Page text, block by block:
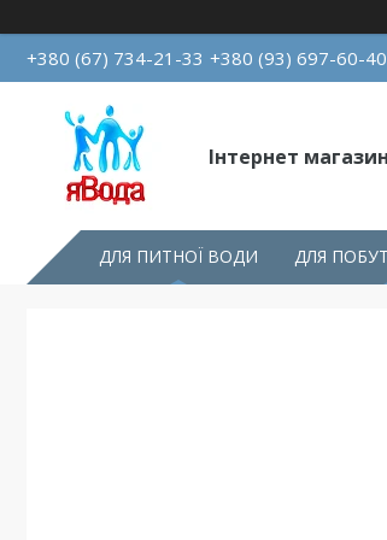
+380 (67) 734-21-33 +380 (93) 697-60-40
Інтернет
ДЛЯ ПИТНОЇ ВОДИ ДЛЯ